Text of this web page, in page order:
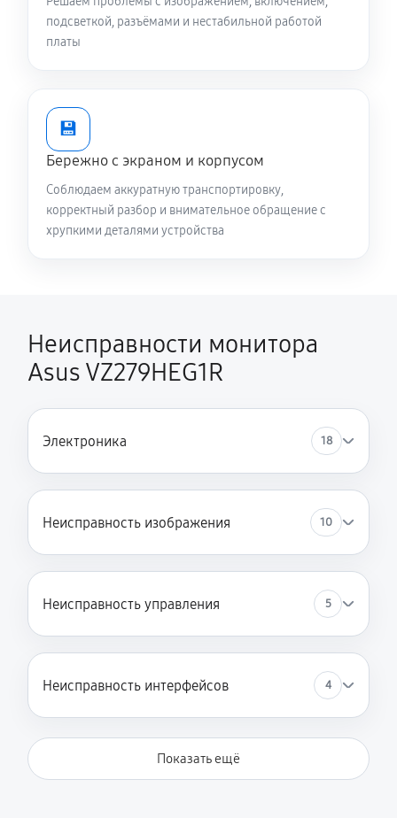
подсветкой, разъёмами и нестабильной работой
платы
💾
Бережно с экраном и корпусом
Соблюдаем аккуратную транспортировку,
корректный разбор и внимательное обращение с
хрупкими деталями устройства
Неисправности монитора
Asus VZ279HEG1R
Электроника 18
Неисправность изображения 10
Неисправность управления 5
Неисправность интерфейсов 4
Показать ещё